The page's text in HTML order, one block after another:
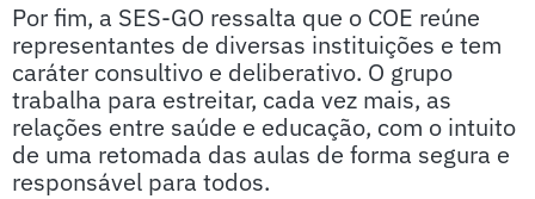
Por fim, a SES-GO ressalta que o COE reúne
representantes de diversas instituições e tem
caráter consultivo e deliberativo. O grupo
trabalha para estreitar, cada vez mais, as
relações entre saúde e educação, com o intuito
de uma retomada das aulas de forma segura e
responsável para todos.